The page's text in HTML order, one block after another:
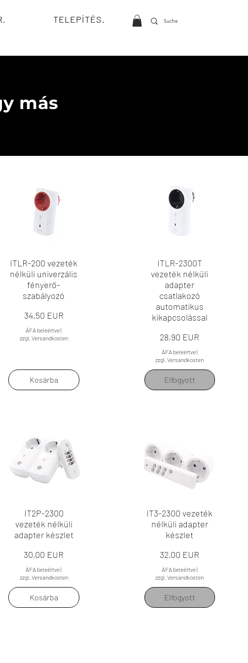
TELEPÍTÉS.
más
ITLR-200 vezeték
nélküli univerzális
fényerő-
szabályozó
Ár
34,50 EUR
ÁFA beleértve|
zzgl. Versandkosten
Kosárba
ITLR-2300T
vezeték nélküli
adapter
csatlakozó
automatikus
kikapcsolással
Ár
28,90 EUR
ÁFA beleértve|
zzgl. Versandkosten
Elfogyott
IT2P-2300
vezeték nélküli
adapter készlet
Ár
30,00 EUR
ÁFA beleértve|
zzgl. Versandkosten
Kosárba
IT3-2300 vezeték
nélküli adapter
készlet
Ár
32,00 EUR
ÁFA beleértve|
zzgl. Versandkosten
Elfogyott